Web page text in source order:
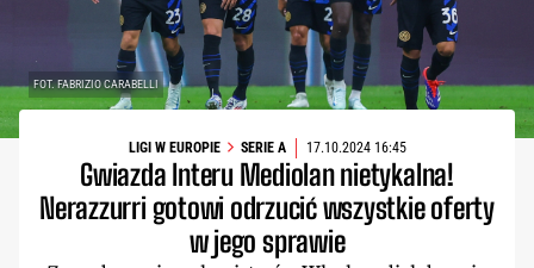
FOT. FABRIZIO CARABELLI
LIGI W EUROPIE SERIE A 17.10.2024 16:45
Gwiazda Interu Mediolan nietykalna!
Nerazzurri gotowi odrzucić wszystkie oferty
w jego sprawie